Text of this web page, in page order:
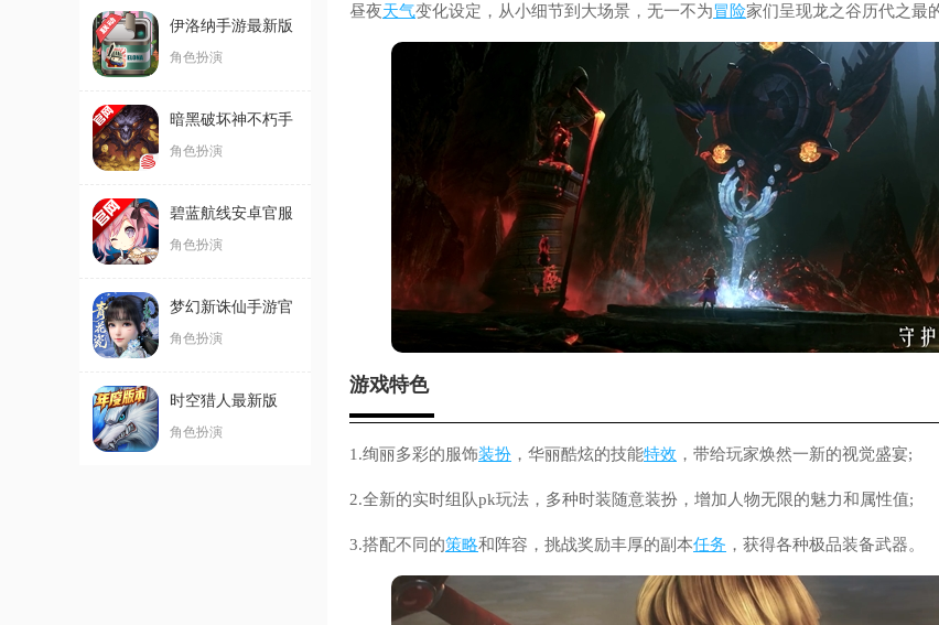
伊洛纳手游最新版
角色扮演
暗黑破坏神不朽手
游官方版
角色扮演
碧蓝航线安卓官服
角色扮演
梦幻新诛仙手游官
方版
角色扮演
时空猎人最新版
角色扮演
昼夜天气变化设定，从小细节到大场景，无一不为冒险家们呈现龙之谷历代之最
游戏特色
1.绚丽多彩的服饰装扮 ，华丽酷炫的技能特效 ，带给玩家焕然一新的视觉盛宴;
2.全新的实时组队pk玩法，多种时装随意装扮，增加人物无限的魅力和属性值;
3.搭配不同的策略和阵容，挑战奖励丰厚的副本任务 ，获得各种极品装备武器。